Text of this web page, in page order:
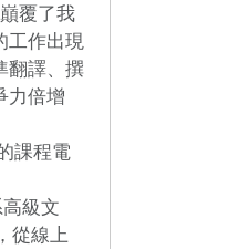
覆了我
工作出現
翻譯、撰
力倍增
課程電
級文
從線上